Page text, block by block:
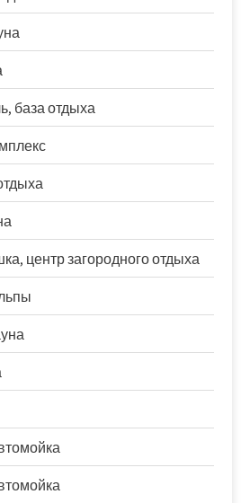
база отдыха
центр загородного отдыха